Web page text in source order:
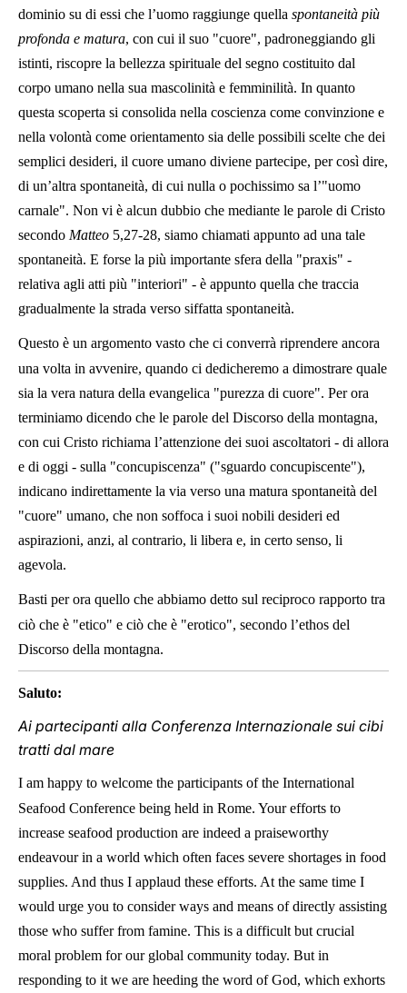
dominio su di essi che l’uomo raggiunge quella spontaneità più
profonda e matura, con cui il suo "cuore", padroneggiando gli
istinti, riscopre la bellezza spirituale del segno costituito dal
corpo umano nella sua mascolinità e femminilità. In quanto
questa scoperta si consolida nella coscienza come convinzione e
nella volontà come orientamento sia delle possibili scelte che dei
semplici desideri, il cuore umano diviene partecipe, per così dire,
di un’altra spontaneità, di cui nulla o pochissimo sa l’"uomo
carnale". Non vi è alcun dubbio che mediante le parole di Cristo
secondo Matteo 5,27-28, siamo chiamati appunto ad una tale
spontaneità. E forse la più importante sfera della "praxis" -
relativa agli atti più "interiori" - è appunto quella che traccia
gradualmente la strada verso siffatta spontaneità.
Questo è un argomento vasto che ci converrà riprendere ancora
una volta in avvenire, quando ci dedicheremo a dimostrare quale
sia la vera natura della evangelica "purezza di cuore". Per ora
terminiamo dicendo che le parole del Discorso della montagna,
con cui Cristo richiama l’attenzione dei suoi ascoltatori - di allora
e di oggi - sulla "concupiscenza" ("sguardo concupiscente"),
indicano indirettamente la via verso una matura spontaneità del
"cuore" umano, che non soffoca i suoi nobili desideri ed
aspirazioni, anzi, al contrario, li libera e, in certo senso, li
agevola.
Basti per ora quello che abbiamo detto sul reciproco rapporto tra
ciò che è "etico" e ciò che è "erotico", secondo l’ethos del
Discorso della montagna.
Saluto:
Ai partecipanti alla Conferenza Internazionale sui cibi
tratti dal mare
I am happy to welcome the participants of the International
Seafood Conference being held in Rome. Your efforts to
increase seafood production are indeed a praiseworthy
endeavour in a world which often faces severe shortages in food
supplies. And thus I applaud these efforts. At the same time I
would urge you to consider ways and means of directly assisting
those who suffer from famine. This is a difficult but crucial
moral problem for our global community today. But in
responding to it we are heeding the word of God, which exhorts